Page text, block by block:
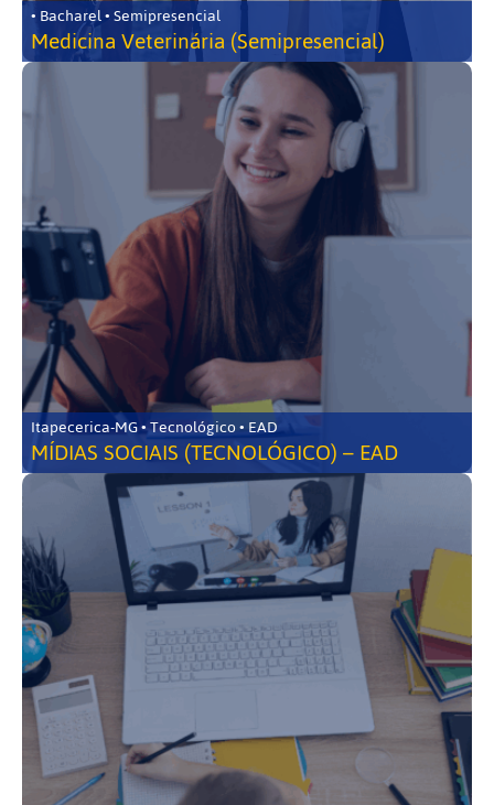
• Bacharel • Semipresencial
Medicina Veterinária (Semipresencial)
Itapecerica-MG • Tecnológico • EAD
MÍDIAS SOCIAIS (TECNOLÓGICO) – EAD